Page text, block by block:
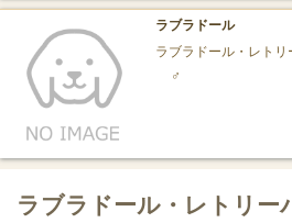
ラブラドール
ラブラドール・レトリ
♂
ラブラドール・レトリー